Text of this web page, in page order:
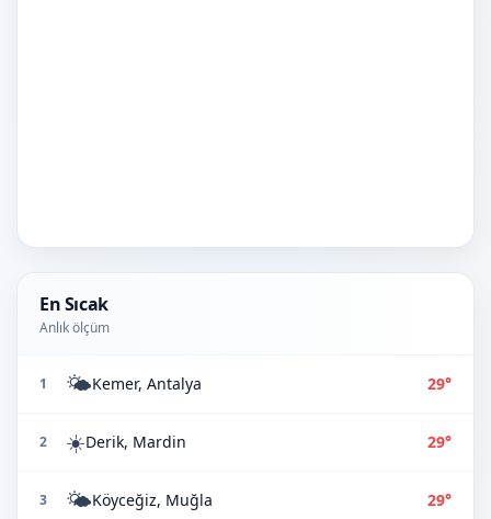
En Sıcak
Anlık ölçüm
1 🌤️Kemer, Antalya 29°
2 ☀️Derik, Mardin 29°
3 🌤️Köyceğiz, Muğla 29°